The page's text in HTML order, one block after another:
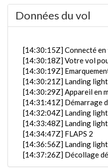
Données du vol
[14:30:15Z] Connecté
[14:30:18Z] Votre vol
[14:30:19Z]
[14:30:21Z] Landing
[14:30:29Z] Appareil en
[14:31:41Z] Démarrage
[14:32:04Z] Landing
[14:33:48Z] Landing
[14:34:47Z] FLAPS 2
[14:36:56Z] Landing
[14:37:26Z] Décollage
[14:37:58Z] En partange